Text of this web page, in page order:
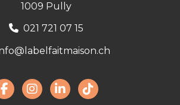
1009 Pully
021 721 07 15